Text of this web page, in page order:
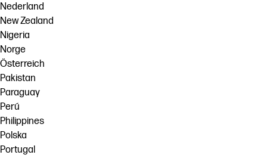
Nederland
New Zealand
Nigeria
Norge
Österreich
Pakistan
Paraguay
Perú
Philippines
Polska
Portugal